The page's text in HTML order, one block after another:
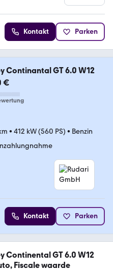
Kontakt Parken
Continantal GT 6.0 W12
€
• 412 kW (560 PS) • Benzin
Kontakt Parken
Continental GT 6.0 W12
Fiscale waarde